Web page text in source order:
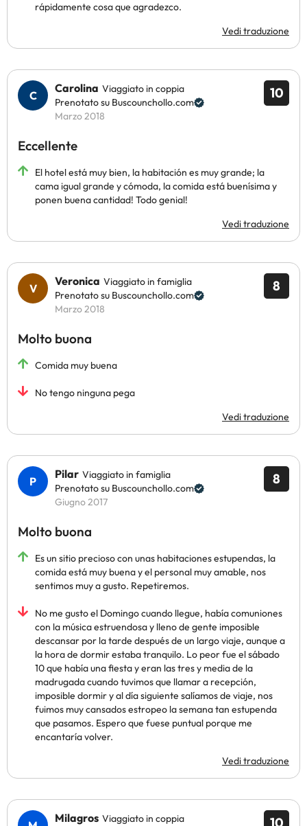
rápidamente cosa que agradezco.
Vedi traduzione
10
Carolina Viaggiato in coppia
Prenotato su Buscounchollo.com
Marzo 2018
Eccellente
El hotel está muy bien, la habitación es muy grande; la
cama igual grande y cómoda, la comida está buenísima y
ponen buena cantidad! Todo genial!
Vedi traduzione
8
Veronica Viaggiato in famiglia
Prenotato su Buscounchollo.com
Marzo 2018
Molto buona
Comida muy buena
No tengo ninguna pega
Vedi traduzione
8
Pilar Viaggiato in famiglia
Prenotato su Buscounchollo.com
Giugno 2017
Molto buona
Es un sitio precioso con unas habitaciones estupendas, la
comida está muy buena y el personal muy amable, nos
sentimos muy a gusto. Repetiremos.
No me gusto el Domingo cuando llegue, había comuniones
con la música estruendosa y lleno de gente imposible
descansar por la tarde después de un largo viaje, aunque a
la hora de dormir estaba tranquilo. Lo peor fue el sábado
10 que había una fiesta y eran las tres y media de la
madrugada cuando tuvimos que llamar a recepción,
imposible dormir y al día siguiente salíamos de viaje, nos
fuimos muy cansados estropeo la semana tan estupenda
que pasamos. Espero que fuese puntual porque me
encantaría volver.
Vedi traduzione
10
Milagros Viaggiato in coppia